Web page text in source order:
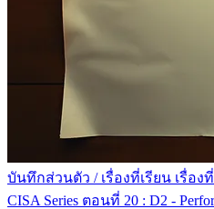
บันทึกส่วนตัว / เรื่องที่เรียน เรื่อง
CISA Series ตอนที่ 20 : D2 -